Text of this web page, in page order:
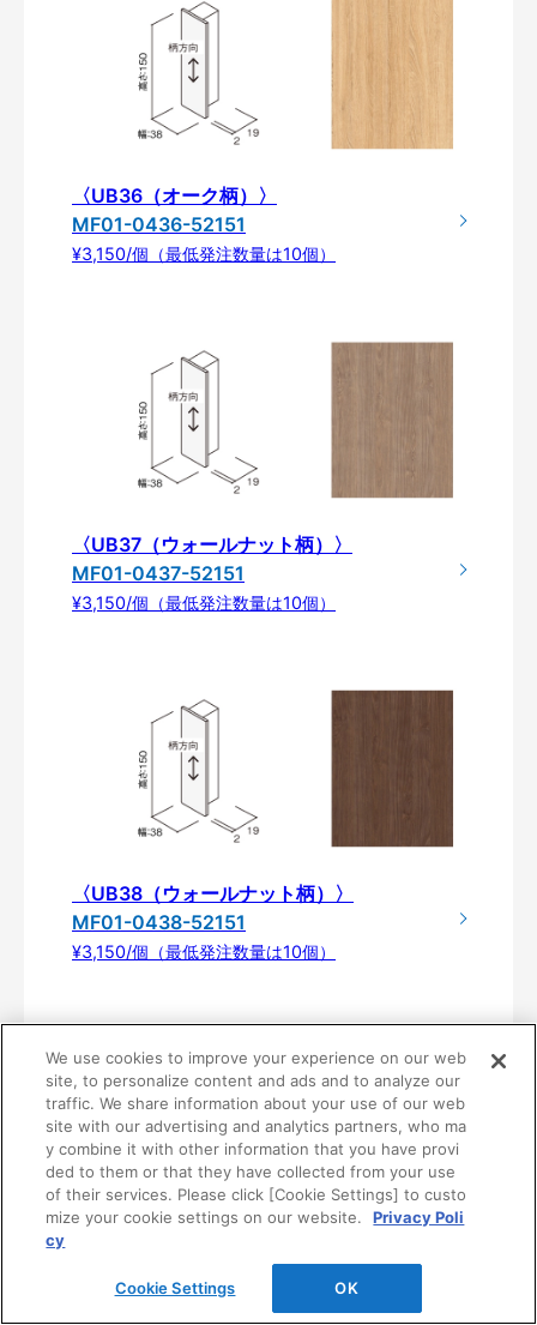
〈UB36（オーク柄）〉
MF01-0436-52151
¥3,150/個（最低発注数量は10個）
〈UB37（ウォールナット柄）〉
MF01-0437-52151
¥3,150/個（最低発注数量は10個）
〈UB38（ウォールナット柄）〉
MF01-0438-52151
¥3,150/個（最低発注数量は10個）
製品仕様
木口キャップ
We use cookies to improve your experience on our web
site, to personalize content and ads and to analyze our
traffic. We share information about your use of our web
site with our advertising and analytics partners, who ma
y combine it with other information that you have provi
ded to them or that they have collected from your use
of their services. Please click [Cookie Settings] to custo
mize your cookie settings on our website.
Privacy Poli
cy
Cookie Settings OK